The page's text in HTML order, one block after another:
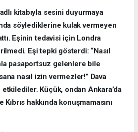
adlı kitabıyla sesini duyurmaya
söylediklerine kulak vermeyen
Eşinin tedavisi için Londra
Eşi tepki gösterdi: “Nasıl
pasaportsuz gelenlere bile
nasıl izin vermezler!” Dava
etkilediler. Küçük, ondan Ankara’da
hakkında konuşmamasını